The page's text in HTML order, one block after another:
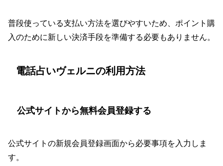
普段使っている支払い方法を選びやすいため、ポイント購
入のために新しい決済手段を準備する必要もありません。
電話占いヴェルニの利用方法
公式サイトから無料会員登録する
公式サイトの新規会員登録画面から必要事項を入力しま
す。